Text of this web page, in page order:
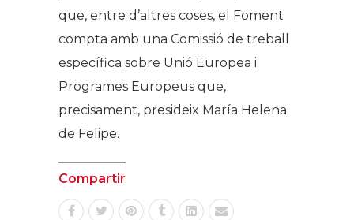
que, entre d’altres coses, el Foment
compta amb una Comissió de treball
específica sobre Unió Europea i
Programes Europeus que,
precisament, presideix María Helena
de Felipe.
Compartir